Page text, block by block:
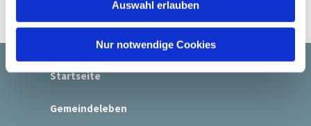
l
Auswahl erlauben
Nur notwendige Cookies
Startseite
Gemeindeleben